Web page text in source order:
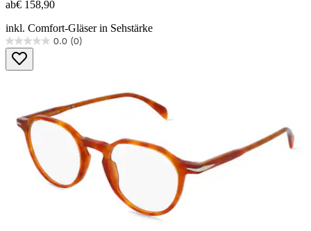
ab€ 158,90
inkl. Comfort-Gläser in Sehstärke
0.0 (0)
0.0
von
5